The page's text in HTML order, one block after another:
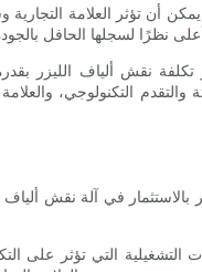
والتقدم التكنولوجي،